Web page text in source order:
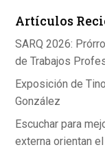
Artículos
SARQ 2026:
de Trabajos
Exposición de
González
Escuchar para
externa orientan